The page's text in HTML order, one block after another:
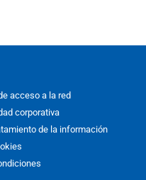
acceso a la red
corporativa
de la información